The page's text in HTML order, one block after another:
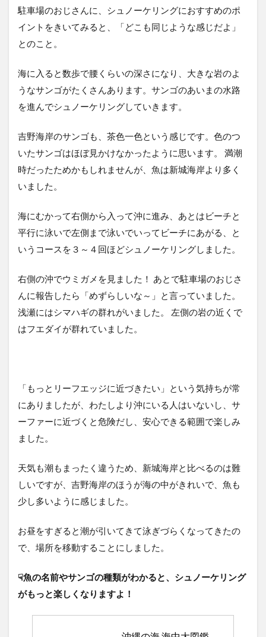
駐車場のおじさんに、シュノーケリングにおすすめのポ
イントをきいてみると、「どこも同じような感じだよ」
とのこと。
海に入ると数歩で腰くらいの深さになり、大きな岩のよ
うなサンゴがたくさんあります。サンゴのあいまの水路
を進んでシュノーケリングしていきます。
吉野海岸のサンゴも、茶色一色という感じです。色のつ
いたサンゴはほぼ見かけなかったように思います。 満潮
時だったためかもしれませんが、魚は新城海岸より多く
いました。
海にむかって右側から入って沖に進み、あとはビーチと
平行に泳いで左側まで泳いでいってビーチにあがる、と
いうコースを３～４回ほどシュノーケリングしました。
右側の沖でウミガメを見ました！ あとで駐車場のおじさ
んに報告したら「めずらしいな～」と言っていました。
浅瀬にはシマハギの群れがいました。 左側の岩の近くで
はフエダイが群れていました。
「もっとリーフエッジに近づきたい」という気持ちが常
にありましたが、わたしより沖にいる人はいないし、サ
ーファーに近づくと危険だし、安心できる範囲で楽しみ
ました。
天気も潮もまったく違うため、新城海岸と比べるのは難
しいですが、吉野海岸のほうが海の中がきれいで、魚も
少し多いように感じました。
お昼をすぎると潮が引いてきて泳ぎづらくなってきたの
で、場所を移動することにしました。
☟魚の名前やサンゴの種類がわかると、シュノーケリング
がもっと楽しくなりますよ！